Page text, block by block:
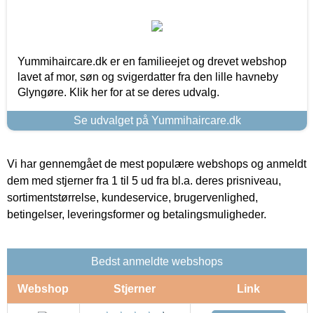
Yummihaircare.dk er en familieejet og drevet webshop
lavet af mor, søn og svigerdatter fra den lille havneby
Glyngøre. Klik her for at se deres udvalg.
Se udvalget på Yummihaircare.dk
Vi har gennemgået de mest populære webshops og anmeldt
dem med stjerner fra 1 til 5 ud fra bl.a. deres prisniveau,
sortimentstørrelse, kundeservice, brugervenlighed,
betingelser, leveringsformer og betalingsmuligheder.
Bedst anmeldte webshops
Webshop Stjerner Link